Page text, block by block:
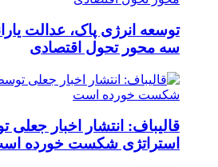
توسعه انرژی پاک، عدالت
سه محور تحول اقتصادی
قالیباف: انتشار اخبار
استراتژی شکست خورده